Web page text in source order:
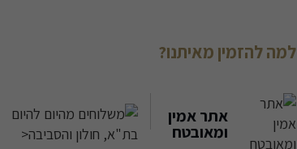
למה להזמין מאיתנו?
אתר אמין
ומאובטח